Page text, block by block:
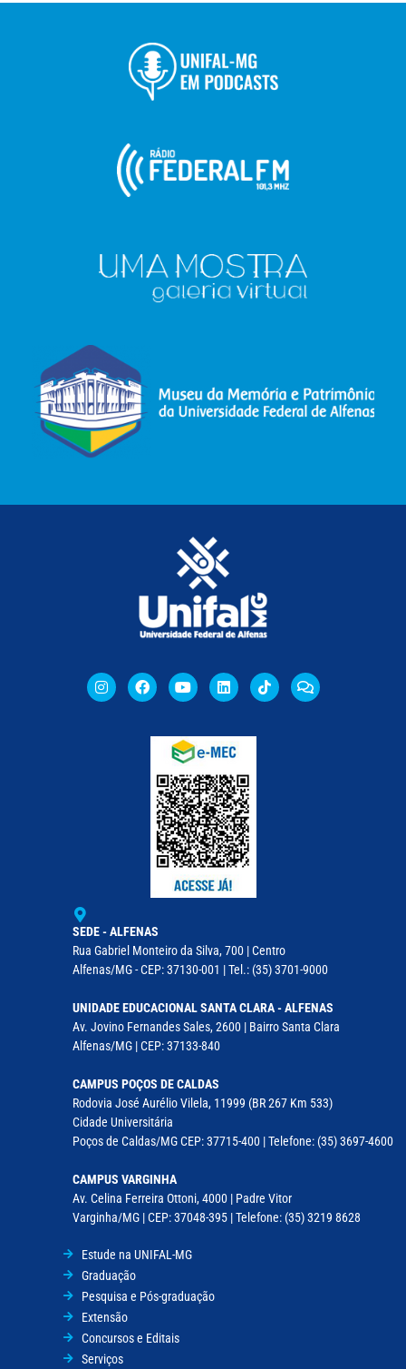
SEDE - ALFENAS
Rua Gabriel Monteiro da Silva, 700 | Centro
Alfenas/MG - CEP: 37130-001 | Tel.: (35) 3701-9000
UNIDADE EDUCACIONAL SANTA CLARA - ALFENAS
Av. Jovino Fernandes Sales, 2600 | Bairro Santa Clara
Alfenas/MG | CEP: 37133-840
CAMPUS POÇOS DE CALDAS
Rodovia José Aurélio Vilela, 11999 (BR 267 Km 533)
Cidade Universitária
Poços de Caldas/MG CEP: 37715-400 | Telefone: (35) 3697-4600
CAMPUS VARGINHA
Av. Celina Ferreira Ottoni, 4000 | Padre Vitor
Varginha/MG | CEP: 37048-395 | Telefone: (35) 3219 8628
Estude na UNIFAL-MG
Graduação
Pesquisa e Pós-graduação
Extensão
Concursos e Editais
Serviços